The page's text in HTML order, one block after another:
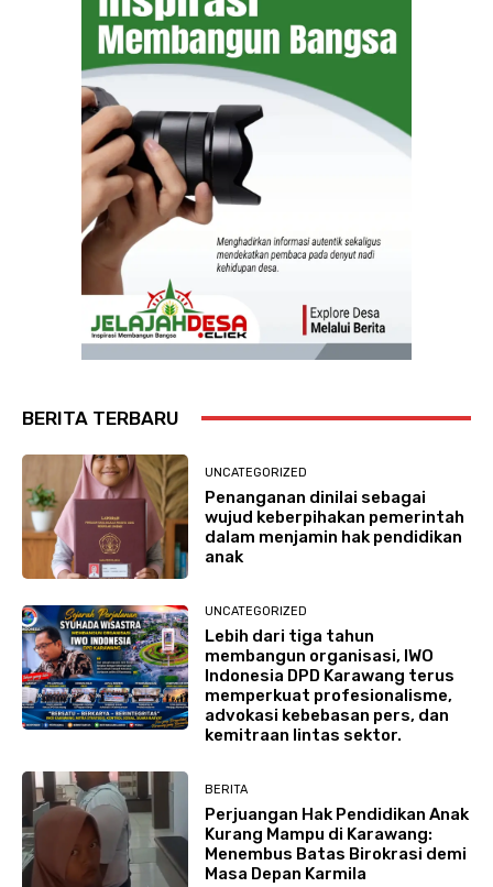
BERITA TERBARU
UNCATEGORIZED
Penanganan dinilai sebagai
wujud keberpihakan pemerintah
dalam menjamin hak pendidikan
anak
UNCATEGORIZED
Lebih dari tiga tahun
membangun organisasi, IWO
Indonesia DPD Karawang terus
memperkuat profesionalisme,
advokasi kebebasan pers, dan
kemitraan lintas sektor.
BERITA
Perjuangan Hak Pendidikan Anak
Kurang Mampu di Karawang:
Menembus Batas Birokrasi demi
Masa Depan Karmila